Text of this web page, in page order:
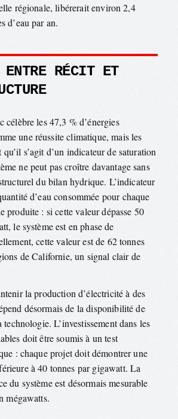
régionale, libérerait environ 2,4
d’eau par an.
ENTRE RÉCIT ET
célèbre les 47,3 % d’énergies
une réussite climatique, mais les
s’agit d’un indicateur de saturation
ne peut pas croître davantage sans
du bilan hydrique. L’indicateur
d’eau consommée pour chaque
produite : si cette valeur dépasse 50
le système est en phase de
cette valeur est de 62 tonnes
de Californie, un signal clair de
la production d’électricité à des
désormais de la disponibilité de
technologie. L’investissement dans les
doit être soumis à un test
: chaque projet doit démontrer une
à 40 tonnes par gigawatt. La
du système est désormais mesurable
mégawatts.